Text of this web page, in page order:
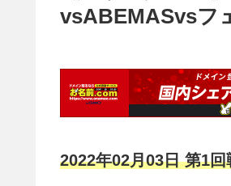
vsABEMASvsフ
2022年02月03日 第1回